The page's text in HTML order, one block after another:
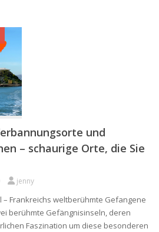
und
– schaurige Orte, die Sie
jenny
Frankreichs weltberühmte Gefangene
berühmte Gefängnisinseln, deren
Faszination um diese besonderen